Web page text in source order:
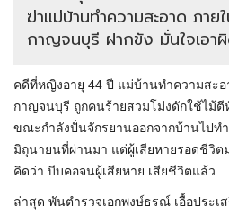
ฆ่าแม่บ้านทำความสะอาด ภา
กาญจนบุรี ฝากขัง มั่นใจเอา
คดีที่หญิงอายุ 44 ปี แม่บ้านทำความสะอ
กาญจนบุรี ถูกคนร้ายสวมโม่งดักใช้ไม้
ขณะกำลังปั่นจักรยานออกจากบ้านไปท
มิถุนายนที่ผ่านมา แต่ผู้เสียหายรอดชีวิต
คิดว่า บีบคอจนผู้เสียหาย เสียชีวิตแล้ว
ล่าสุด พันตำรวจเอกพงษ์ธรณ์ เอื้อประเ